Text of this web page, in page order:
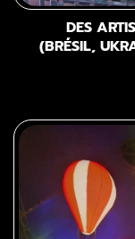
DES
(BRÉSIL,